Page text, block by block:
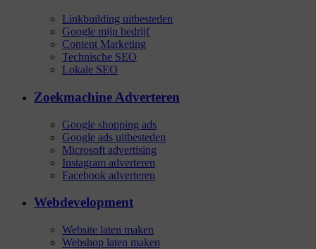
Linkbuilding uitbesteden
Google mijn bedrijf
Content Marketing
Technische SEO
Lokale SEO
Zoekmachine Adverteren
Google shopping ads
Google ads uitbesteden
Microsoft advertising
Instagram adverteren
Facebook adverteren
Webdevelopment
Website laten maken
Webshop laten maken